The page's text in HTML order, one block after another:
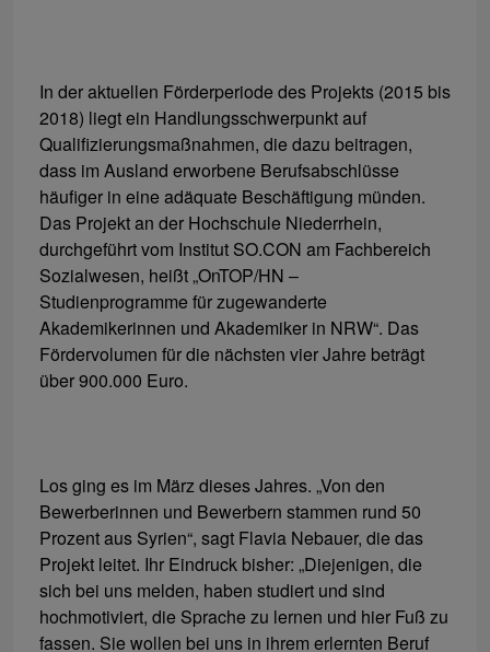
In der aktuellen Förderperiode des Projekts (2015 bis
2018) liegt ein Handlungsschwerpunkt auf
Qualifizierungsmaßnahmen, die dazu beitragen,
dass im Ausland erworbene Berufsabschlüsse
häufiger in eine adäquate Beschäftigung münden.
Das Projekt an der Hochschule Niederrhein,
durchgeführt vom Institut SO.CON am Fachbereich
Sozialwesen, heißt „OnTOP/HN –
Studienprogramme für zugewanderte
Akademikerinnen und Akademiker in NRW“. Das
Fördervolumen für die nächsten vier Jahre beträgt
über 900.000 Euro.
Los ging es im März dieses Jahres. „Von den
Bewerberinnen und Bewerbern stammen rund 50
Prozent aus Syrien“, sagt Flavia Nebauer, die das
Projekt leitet. Ihr Eindruck bisher: „Diejenigen, die
sich bei uns melden, haben studiert und sind
hochmotiviert, die Sprache zu lernen und hier Fuß zu
fassen. Sie wollen bei uns in ihrem erlernten Beruf